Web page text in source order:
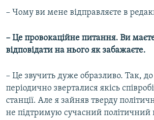
– Чому ви мене відправляєте в
– Це провокаційне питання. Ви
відповідати на нього як забажаєте.
– Це звучить дуже образливо. Так,
періодично зверталися якісь
станції. Але я зайняв тверду
не підтримую сучасний політичний